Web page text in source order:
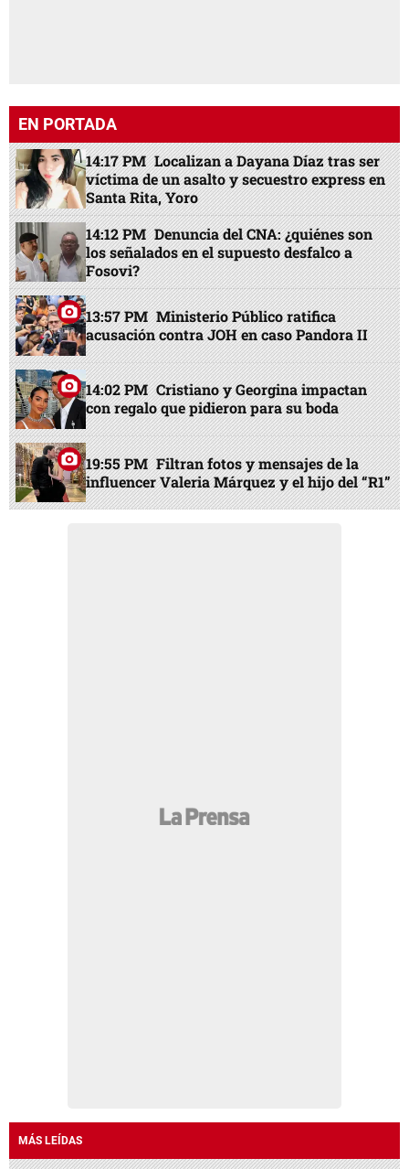
EN PORTADA
14:17 PM Localizan a Dayana Díaz tras ser
víctima de un asalto y secuestro express en
Santa Rita, Yoro
14:12 PM Denuncia del CNA: ¿quiénes son
los señalados en el supuesto desfalco a
Fosovi?
13:57 PM Ministerio Público ratifica
acusación contra JOH en caso Pandora II
14:02 PM Cristiano y Georgina impactan
con regalo que pidieron para su boda
19:55 PM Filtran fotos y mensajes de la
influencer Valeria Márquez y el hijo del “R1”
MÁS LEÍDAS